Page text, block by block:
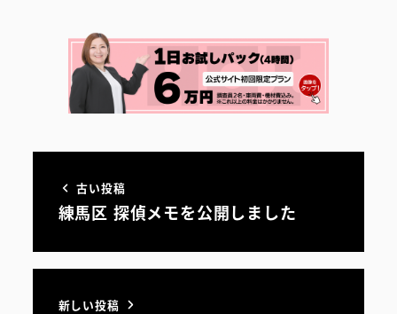
古い投稿
練馬区 探偵メモを公開しました
新しい投稿